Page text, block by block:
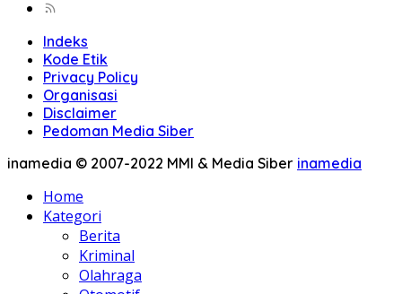
Indeks
Kode Etik
Privacy Policy
Organisasi
Disclaimer
Pedoman Media Siber
inamedia © 2007-2022 MMI & Media Siber inamedia
Home
Kategori
Berita
Kriminal
Olahraga